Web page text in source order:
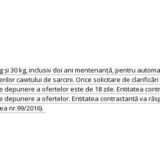
30 kg, inclusiv doi ani mentenanță, pentru
caietului de sarcini. Orice solicitare de clarificări
a ofertelor este de 18 zile. Entitatea
a ofertelor. Entitatea contractantă va
nr.99/2016).